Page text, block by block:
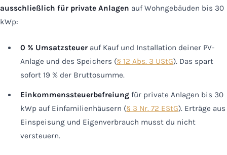
ausschließlich für private Anlagen auf Wohngebäuden bis 30
kWp:
0 % Umsatzsteuer auf Kauf und Installation deiner PV-
Anlage und des Speichers (§ 12 Abs. 3 UStG). Das spart
sofort 19 % der Bruttosumme.
Einkommenssteuerbefreiung für private Anlagen bis 30
kWp auf Einfamilienhäusern (§ 3 Nr. 72 EStG). Erträge aus
Einspeisung und Eigenverbrauch musst du nicht
versteuern.